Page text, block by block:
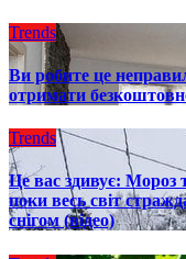
Trends
Ви робите це
отримати
Trends
Це вас здивує: Мороз
поки весь світ
снігом (відео)